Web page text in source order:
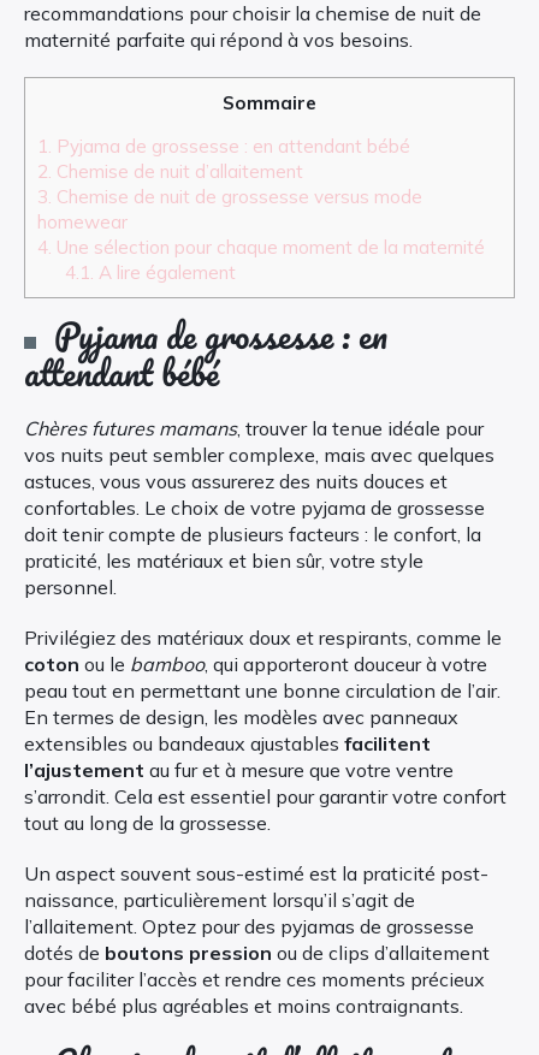
recommandations pour choisir la chemise de nuit de
maternité parfaite qui répond à vos besoins.
Sommaire
1. Pyjama de grossesse : en attendant bébé
2. Chemise de nuit d’allaitement
3. Chemise de nuit de grossesse versus mode
homewear
4. Une sélection pour chaque moment de la maternité
4.1. A lire également
Pyjama de grossesse : en
attendant bébé
Chères futures mamans, trouver la tenue idéale pour
vos nuits peut sembler complexe, mais avec quelques
astuces, vous vous assurerez des nuits douces et
confortables. Le choix de votre pyjama de grossesse
doit tenir compte de plusieurs facteurs : le confort, la
praticité, les matériaux et bien sûr, votre style
personnel.
Privilégiez des matériaux doux et respirants, comme le
coton ou le bamboo, qui apporteront douceur à votre
peau tout en permettant une bonne circulation de l’air.
En termes de design, les modèles avec panneaux
extensibles ou bandeaux ajustables facilitent
l’ajustement au fur et à mesure que votre ventre
s’arrondit. Cela est essentiel pour garantir votre confort
tout au long de la grossesse.
Un aspect souvent sous-estimé est la praticité post-
naissance, particulièrement lorsqu’il s’agit de
l’allaitement. Optez pour des pyjamas de grossesse
dotés de boutons pression ou de clips d’allaitement
pour faciliter l’accès et rendre ces moments précieux
avec bébé plus agréables et moins contraignants.